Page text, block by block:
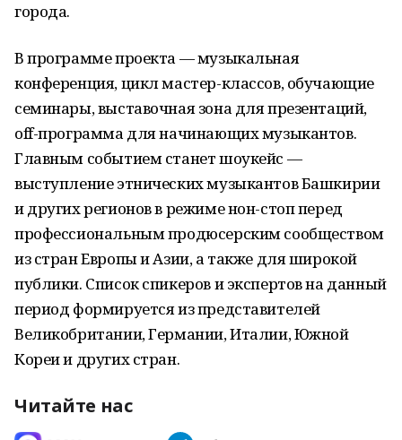
города.
В программе проекта — музыкальная
конференция, цикл мастер-классов, обучающие
семинары, выставочная зона для презентаций,
off-программа для начинающих музыкантов.
Главным событием станет шоукейс —
выступление этнических музыкантов Башкирии
и других регионов в режиме нон-стоп перед
профессиональным продюсерским сообществом
из стран Европы и Азии, а также для широкой
публики. Список спикеров и экспертов на данный
период формируется из представителей
Великобритании, Германии, Италии, Южной
Кореи и других стран.
Читайте нас